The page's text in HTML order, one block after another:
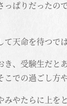
っぱりだったの
て天命を待つで
き、受験生だと
こでの過ごし方
みやたらに上を